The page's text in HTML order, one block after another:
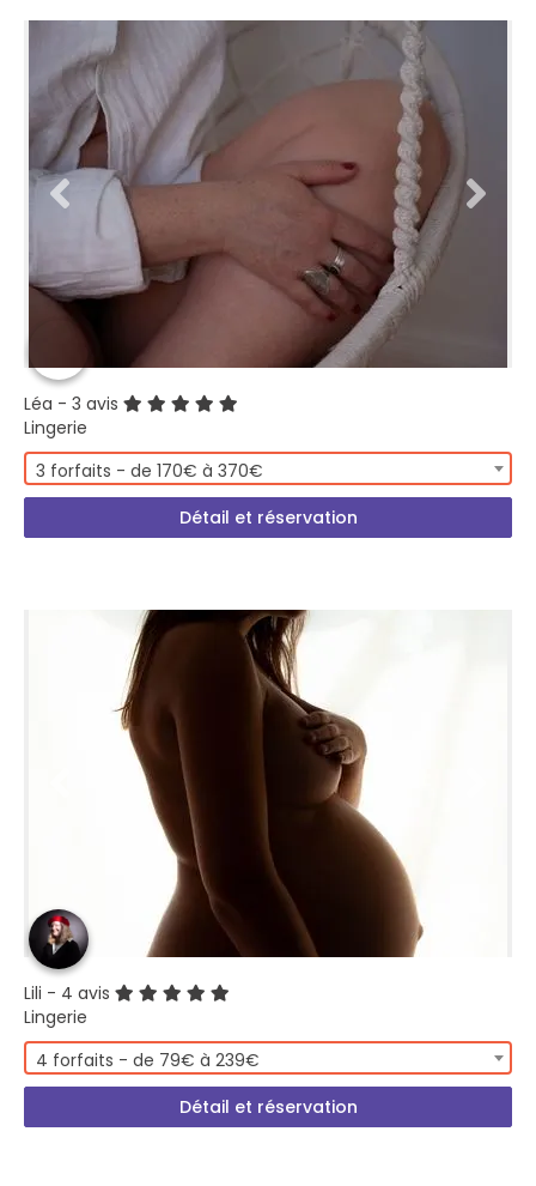
Léa - 3 avis
Lingerie
3 forfaits - de 170€ à 370€
Détail et réservation
Lili - 4 avis
Lingerie
4 forfaits - de 79€ à 239€
Détail et réservation